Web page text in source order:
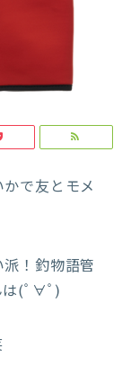
で友とモメ
！釣物語管
は(ﾟ∀ﾟ)